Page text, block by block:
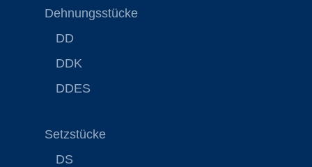
Dehnungsstücke
DD
DDK
DDES
Setzstücke
DS